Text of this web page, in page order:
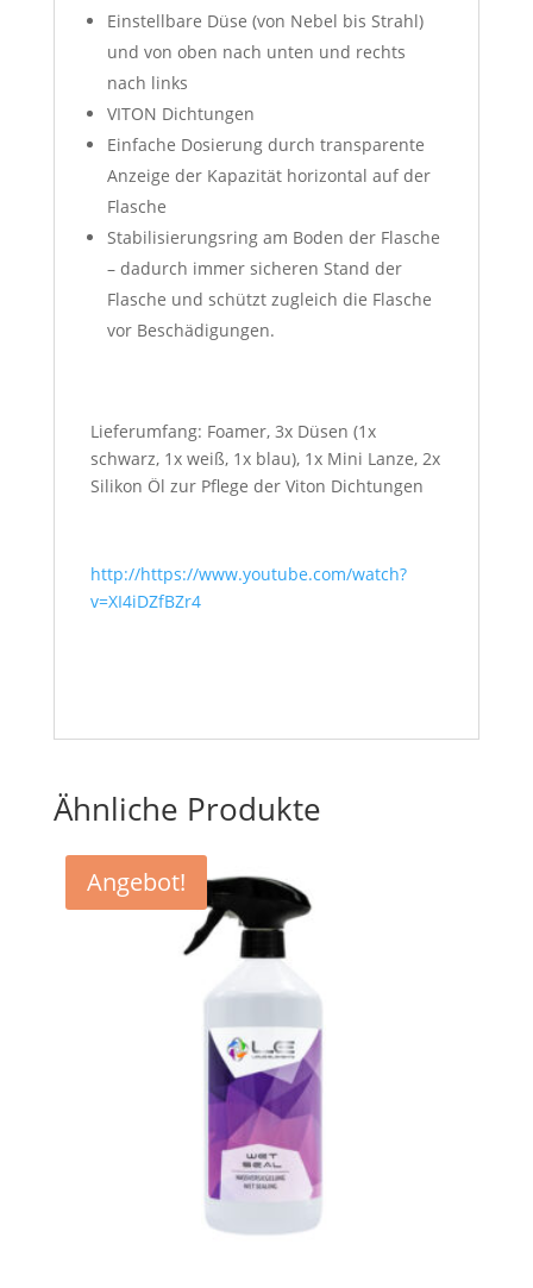
Einstellbare Düse (von Nebel bis Strahl)
und von oben nach unten und rechts
nach links
VITON Dichtungen
Einfache Dosierung durch transparente
Anzeige der Kapazität horizontal auf der
Flasche
Stabilisierungsring am Boden der Flasche
– dadurch immer sicheren Stand der
Flasche und schützt zugleich die Flasche
vor Beschädigungen.
Lieferumfang: Foamer, 3x Düsen (1x
schwarz, 1x weiß, 1x blau), 1x Mini Lanze, 2x
Silikon Öl zur Pflege der Viton Dichtungen
http://https://www.youtube.com/watch?
v=XI4iDZfBZr4
Ähnliche Produkte
Angebot!